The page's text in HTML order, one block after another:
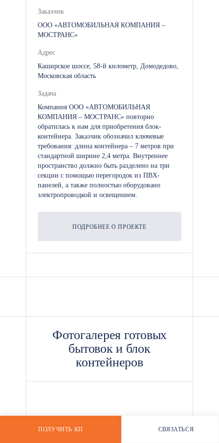
Заказчик
ООО «АВТОМОБИЛЬНАЯ КОМПАНИЯ –
МОСТРАНС»
Адрес
Каширское шоссе, 58-й километр, Домодедово,
Московская область
Задача
Компания ООО «АВТОМОБИЛЬНАЯ
КОМПАНИЯ – МОСТРАНС» повторно
обратилась к нам для приобретения блок-
контейнера. Заказчик обозначил ключевые
требования: длина контейнера – 7 метров при
стандартной ширине 2,4 метра. Внутреннее
пространство должно быть разделено на три
секции с помощью перегородок из ПВХ-
панелей, а также полностью оборудовано
электропроводкой и освещением.
ПОДРОБНЕЕ О ПРОЕКТЕ
Фотогалерея готовых
бытовок и блок
контейнеров
ПОЛУЧИТЬ КП СВЯЗАТЬСЯ